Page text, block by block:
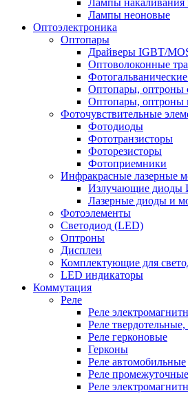
Лампы неоновые
Оптоэлектроника
Оптопары
Драйверы IGBT/
Оптоволоконные
Оптопары, оптроны
Оптопары, оптроны
Фоточувствительные
Фотодиоды
Фототранзисторы
Фоторезисторы
Фотоприемники
Инфракрасные лазерные
Излучающие диоды
Лазерные диоды и
Фотоэлементы
Светодиод (LED)
Оптроны
Дисплеи
Комплектующие для
LED индикаторы
Коммутация
Реле
Реле
Реле твердотельные,
Реле герконовые
Герконы
Реле автомобильные
Реле промежуточные
Реле